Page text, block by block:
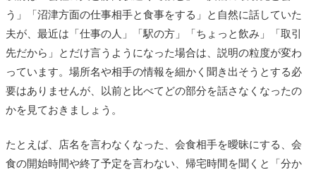
う」「沼津方面の仕事相手と食事をする」と自然に話していた
夫が、最近は「仕事の人」「駅の方」「ちょっと飲み」「取引
先だから」とだけ言うようになった場合は、説明の粒度が変わ
っています。場所名や相手の情報を細かく聞き出そうとする必
要はありませんが、以前と比べてどの部分を話さなくなったの
かを見ておきましょう。
たとえば、店名を言わなくなった、会食相手を曖昧にする、会
食の開始時間や終了予定を言わない、帰宅時間を聞くと「分か